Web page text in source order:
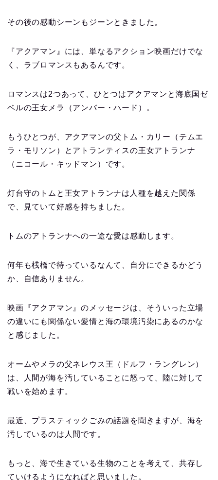
その後の感動シーンもジーンときました。
『アクアマン』には、単なるアクション映画だけでな
く、ラブロマンスもあるんです。
ロマンスは2つあって、ひとつはアクアマンと海底国ゼ
ベルの王女メラ（アンバー・ハード）。
もうひとつが、アクアマンの父トム・カリー（テムエ
ラ・モリソン）とアトランティスの王女アトランナ
（ニコール・キッドマン）です。
灯台守のトムと王女アトランナは人種を越えた関係
で、見ていて好感を持ちました。
トムのアトランナへの一途な愛は感動します。
何年も桟橋で待っているなんて、自分にできるかどう
か、自信ありません。
映画『アクアマン』のメッセージは、そういった立場
の違いにも関係ない愛情と海の環境汚染にあるのかな
と感じました。
オームやメラの父ネレウス王（ドルフ・ラングレン）
は、人間が海を汚していることに怒って、陸に対して
戦いを始めます。
最近、プラスティックごみの話題を聞きますが、海を
汚しているのは人間です。
もっと、海で生きている生物のことを考えて、共存し
ていけるようになればと思いました。